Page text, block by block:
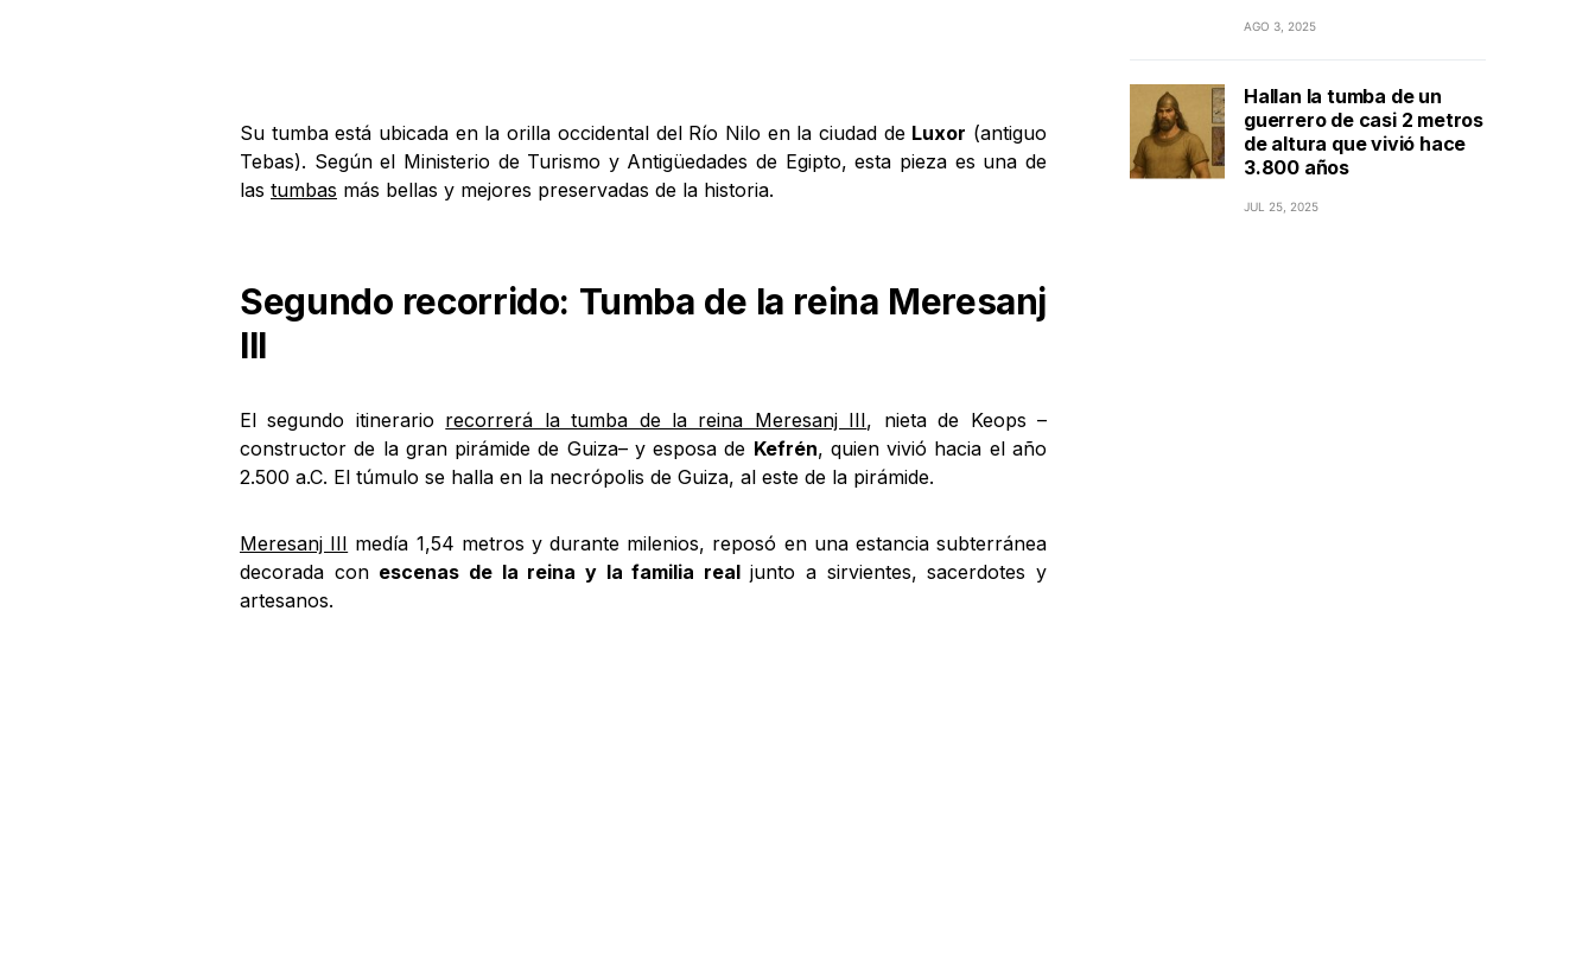
Su tumba está ubicada en la orilla occidental del Río Nilo en la ciudad de Luxor (antiguo
Tebas). Según el Ministerio de Turismo y Antigüedades de Egipto, esta pieza es una de
las tumbas más bellas y mejores preservadas de la historia.
Segundo recorrido: Tumba de la reina Meresanj
III
El segundo itinerario recorrerá la tumba de la reina Meresanj III, nieta de Keops –
constructor de la gran pirámide de Guiza– y esposa de Kefrén, quien vivió hacia el año
2.500 a.C. El túmulo se halla en la necrópolis de Guiza, al este de la pirámide.
Meresanj III medía 1,54 metros y durante milenios, reposó en una estancia subterránea
decorada con escenas de la reina y la familia realjunto a sirvientes, sacerdotes y
artesanos.
AGO 3, 2025
Hallan la tumba de un
guerrero de casi 2 metros
de altura que vivió hace
3.800 años
JUL 25, 2025